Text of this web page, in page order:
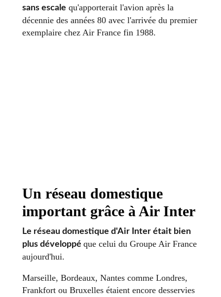
sans escale qu'apporterait l'avion après la
décennie des années 80 avec l'arrivée du premier
exemplaire chez Air France fin 1988.
Un réseau domestique
important grâce à Air Inter
Le réseau domestique d'Air Inter était bien
plus développé que celui du Groupe Air France
aujourd'hui.
Marseille, Bordeaux, Nantes comme Londres,
Frankfort ou Bruxelles étaient encore desservies